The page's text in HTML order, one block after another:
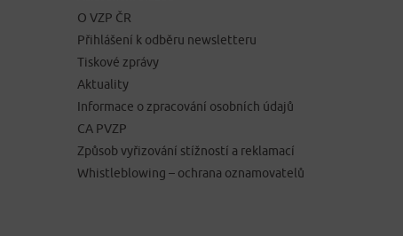
O VZP ČR
Přihlášení k odběru newsletteru
Tiskové zprávy
Aktuality
Informace o zpracování osobních údajů
CA PVZP
Způsob vyřizování stížností a reklamací
Whistleblowing – ochrana oznamovatelů